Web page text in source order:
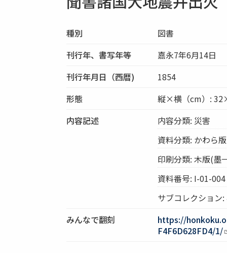
種別
図書
刊行年、書写年等
嘉永7年6月14日
刊行年月日（西暦)
1854
形態
縦×横（cm）:
内容記述
内容分類: 災害
資料分類: かわら版
印刷分類: 木版(墨
資料番号: I-01-004
サブコレクション
みんなで翻刻
https://
F4F6D628FD4/1/